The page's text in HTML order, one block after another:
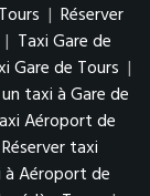
| Réserver
| Taxi Gare de
Gare de Tours |
taxi à Gare de
Aéroport de
Réserver taxi
Aéroport de